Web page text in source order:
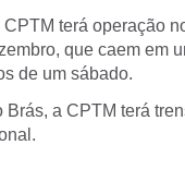
terá operação
que caem em
de um sábado.
a CPTM terá